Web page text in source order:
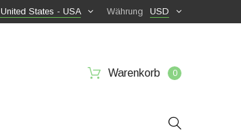
USD
Währung
United States - USA
Warenkorb 0